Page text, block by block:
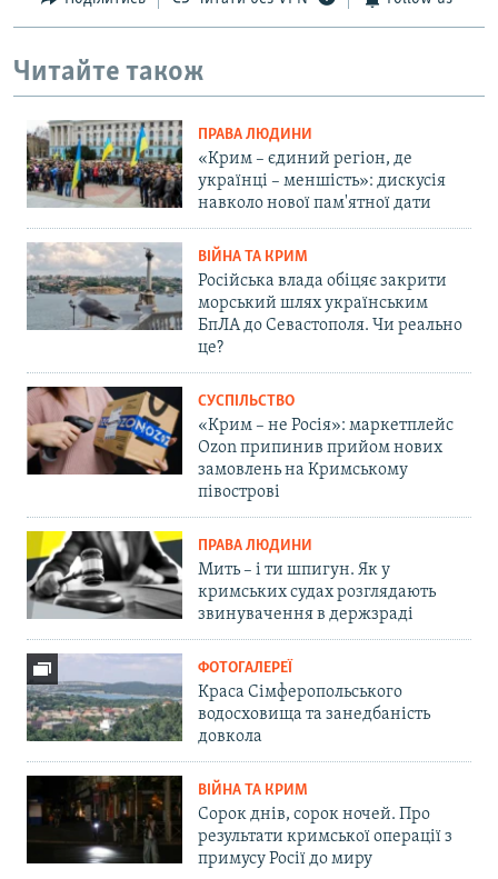
Читайте також
ПРАВА ЛЮДИНИ
«Крим – єдиний регіон, де
українці – меншість»: дискусія
навколо нової пам'ятної дати
ВІЙНА ТА КРИМ
Російська влада обіцяє закрити
морський шлях українським
БпЛА до Севастополя. Чи реально
це?
СУСПІЛЬСТВО
«Крим – не Росія»: маркетплейс
Ozon припинив прийом нових
замовлень на Кримському
півострові
ПРАВА ЛЮДИНИ
Мить – і ти шпигун. Як у
кримських судах розглядають
звинувачення в держзраді
ФОТОГАЛЕРЕЇ
Краса Сімферопольського
водосховища та занедбаність
довкола
ВІЙНА ТА КРИМ
Сорок днів, сорок ночей. Про
результати кримської операції з
примусу Росії до миру